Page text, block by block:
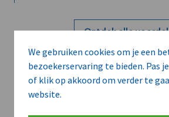
We gebruiken cookies om je een
bezoekerservaring te bieden. Pas
of klik op akkoord om verder te
website.
Ontdek alle
Abboneer